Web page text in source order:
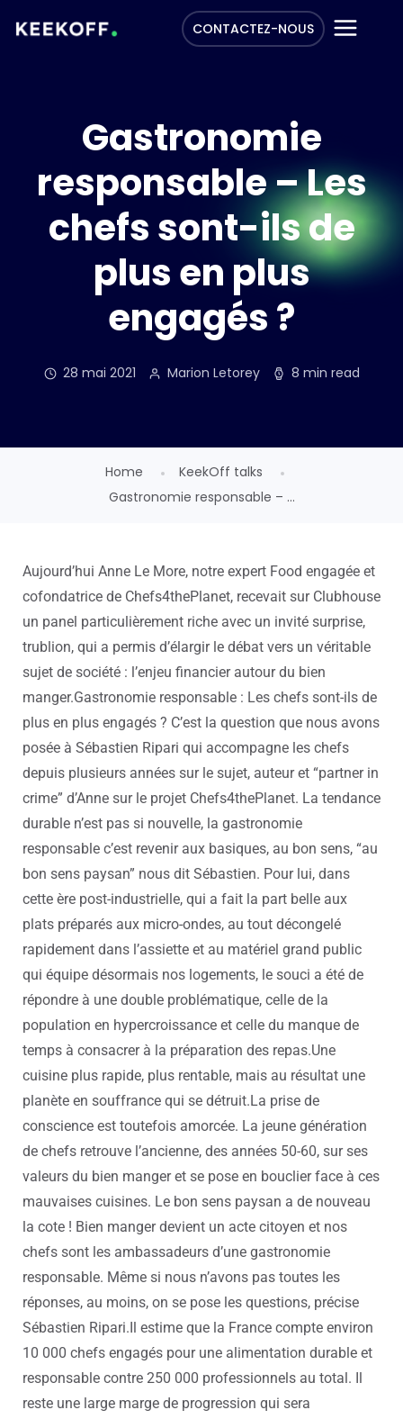
CONTACTEZ-NOUS
Gastronomie
responsable – Les
chefs sont-ils de
plus en plus
engagés ?
28 mai 2021 Marion Letorey 8 min read
Home
KeekOff talks
Gastronomie responsable – ...
Aujourd’hui Anne Le More, notre expert Food engagée et
cofondatrice de Chefs4thePlanet, recevait sur Clubhouse
un panel particulièrement riche avec un invité surprise,
trublion, qui a permis d’élargir le débat vers un véritable
sujet de société : l’enjeu financier autour du bien
manger.Gastronomie responsable : Les chefs sont-ils de
plus en plus engagés ? C’est la question que nous avons
posée à Sébastien Ripari qui accompagne les chefs
depuis plusieurs années sur le sujet, auteur et “partner in
crime” d’Anne sur le projet Chefs4thePlanet. La tendance
durable n’est pas si nouvelle, la gastronomie
responsable c’est revenir aux basiques, au bon sens, “au
bon sens paysan” nous dit Sébastien. Pour lui, dans
cette ère post-industrielle, qui a fait la part belle aux
plats préparés aux micro-ondes, au tout décongelé
rapidement dans l’assiette et au matériel grand public
qui équipe désormais nos logements, le souci a été de
répondre à une double problématique, celle de la
population en hypercroissance et celle du manque de
temps à consacrer à la préparation des repas.Une
cuisine plus rapide, plus rentable, mais au résultat une
planète en souffrance qui se détruit.La prise de
conscience est toutefois amorcée. La jeune génération
de chefs retrouve l’ancienne, des années 50-60, sur ses
valeurs du bien manger et se pose en bouclier face à ces
mauvaises cuisines. Le bon sens paysan a de nouveau
la cote ! Bien manger devient un acte citoyen et nos
chefs sont les ambassadeurs d’une gastronomie
responsable. Même si nous n’avons pas toutes les
réponses, au moins, on se pose les questions, précise
Sébastien Ripari.Il estime que la France compte environ
10 000 chefs engagés pour une alimentation durable et
responsable contre 250 000 professionnels au total. Il
reste une large marge de progression qui sera